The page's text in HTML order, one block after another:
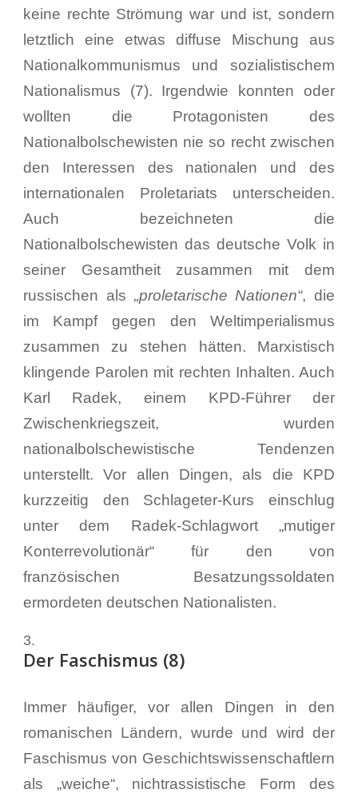
keine rechte Strömung war und ist, sondern
letztlich eine etwas diffuse Mischung aus
Nationalkommunismus und sozialistischem
Nationalismus (7). Irgendwie konnten oder
wollten die Protagonisten des
Nationalbolschewisten nie so recht zwischen
den Interessen des nationalen und des
internationalen Proletariats unterscheiden.
Auch bezeichneten die
Nationalbolschewisten das deutsche Volk in
seiner Gesamtheit zusammen mit dem
russischen als „proletarische Nationen“, die
im Kampf gegen den Weltimperialismus
zusammen zu stehen hätten. Marxistisch
klingende Parolen mit rechten Inhalten. Auch
Karl Radek, einem KPD-Führer der
Zwischenkriegszeit, wurden
nationalbolschewistische Tendenzen
unterstellt. Vor allen Dingen, als die KPD
kurzzeitig den Schlageter-Kurs einschlug
unter dem Radek-Schlagwort „mutiger
Konterrevolutionär“ für den von
französischen Besatzungssoldaten
ermordeten deutschen Nationalisten.
Der Faschismus (8)
Immer häufiger, vor allen Dingen in den
romanischen Ländern, wurde und wird der
Faschismus von Geschichtswissenschaftlern
als „weiche“, nichtrassistische Form des